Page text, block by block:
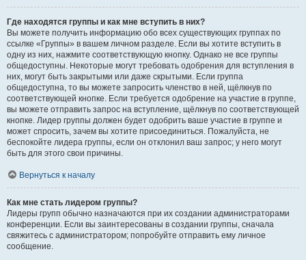
Где находятся группы и как мне вступить в них?
Вы можете получить информацию обо всех существующих группах по
ссылке «Группы» в вашем личном разделе. Если вы хотите вступить в
одну из них, нажмите соответствующую кнопку. Однако не все группы
общедоступны. Некоторые могут требовать одобрения для вступления в
них, могут быть закрытыми или даже скрытыми. Если группа
общедоступна, то вы можете запросить членство в ней, щёлкнув по
соответствующей кнопке. Если требуется одобрение на участие в группе,
вы можете отправить запрос на вступление, щёлкнув по соответствующей
кнопке. Лидер группы должен будет одобрить ваше участие в группе и
может спросить, зачем вы хотите присоединиться. Пожалуйста, не
беспокойте лидера группы, если он отклонил ваш запрос; у него могут
быть для этого свои причины.
Вернуться к началу
Как мне стать лидером группы?
Лидеры групп обычно назначаются при их создании администраторами
конференции. Если вы заинтересованы в создании группы, сначала
свяжитесь с администратором; попробуйте отправить ему личное
сообщение.